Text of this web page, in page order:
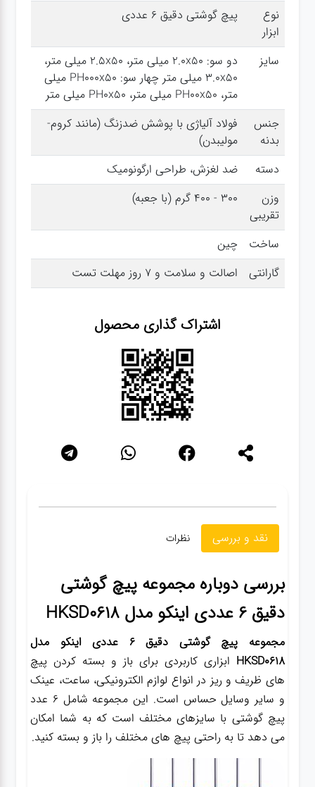
انواع
باتری ها
تجهیزات
کمپ
گجت
قفل
نوع
ابزار
پیچ گوشتی دقیق 6 عددی
سایز
دو سو: 2.0x50 میلی متر، 2.5x50 میلی متر،
3.0x50 میلی متر چهار سو: PH000x50 میلی
متر، PH00x50 میلی متر، PH0x50 میلی متر
جنس
بدنه
فولاد آلیاژی با پوشش ضدزنگ (مانند کروم-
مولیبدن)
دسته
ضد لغزش، طراحی ارگونومیک
وزن
تقریبی
300 - 400 گرم (با جعبه)
ساخت
چین
گارانتی
اصالت و سلامت و 7 روز مهلت تست
اشتراک گذاری محصول
نقد و بررسی نظرات
بررسی دوباره مجموعه پیچ گوشتی
دقیق 6 عددی اینکو مدل HKSD0618
مجموعه پیچ گوشتی دقیق 6 عددی اینکو مدل
HKSD0618 ابزاری کاربردی برای باز و بسته کردن پیچ
های ظریف و ریز در انواع لوازم الکترونیکی، ساعت، عینک
و سایر وسایل حساس است. این مجموعه شامل 6 عدد
پیچ گوشتی با سایزهای مختلف است که به شما امکان
می دهد تا به راحتی پیچ های مختلف را باز و بسته کنید.